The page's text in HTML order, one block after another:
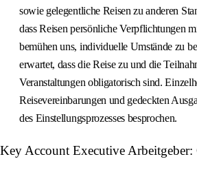
sowie gelegentliche Reisen zu anderen
dass Reisen persönliche Verpflichtungen
bemühen uns, individuelle Umstände zu
erwartet, dass die Reise zu und die
Veranstaltungen obligatorisch sind.
Reisevereinbarungen und gedeckten
des Einstellungsprozesses besprochen.
Key Account Executive Arbeitgeber: